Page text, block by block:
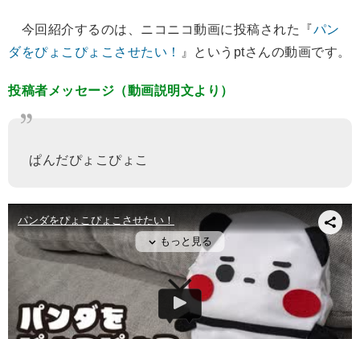
今回紹介するのは、ニコニコ動画に投稿された『パン
ダをぴょこぴょこさせたい！
』というptさんの動画です。
投稿者メッセージ（動画説明文より）
ぱんだぴょこぴょこ